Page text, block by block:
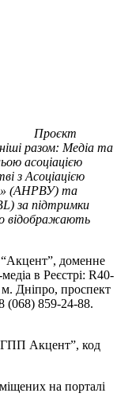
Проєкт
разом: Медіа та
асоціацією
з Асоціацією
(АНРВУ) та
за підтримки
відображають
“Акцент”, доменне
в Реєстрі: R40-
Дніпро, проспект
(068) 859-24-88.
Акцент”, код
на порталі